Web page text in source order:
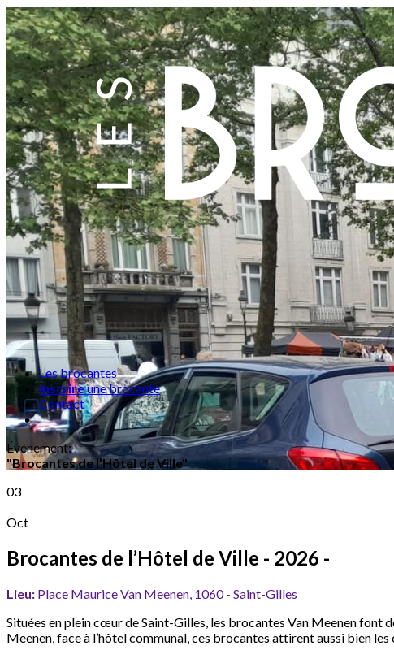
Les brocantes
Inscrireune brocante
Contact
Événement:
"Brocantes de l’Hôtel de Ville"
03
Oct
Brocantes de l’Hôtel de Ville - 2026 -
Lieu: Place Maurice Van Meenen, 1060 - Saint-Gilles
Situées en plein cœur de Saint-Gilles, les brocantes Van Meenen font
Meenen, face à l’hôtel communal, ces brocantes attirent aussi bien